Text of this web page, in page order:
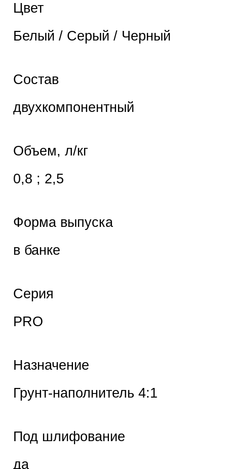
Цвет
Белый / Серый / Черный
Состав
двухкомпонентный
Объем, л/кг
0,8 ; 2,5
Форма выпуска
в банке
Серия
PRO
Назначение
Грунт-наполнитель 4:1
Под шлифование
да